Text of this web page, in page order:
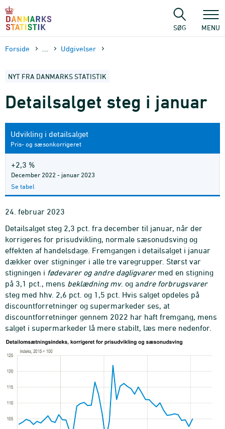
sidens
SØG MENU
Forside Udgivelser
NYT FRA DANMARKS STATISTIK
Detailsalget steg i januar
Udvikling i detailsalget
Pris- og sæsonkorrigeret
+2,3 %
December 2022 - januar 2023
Se tabel
24. februar 2023
Detailsalget steg 2,3 pct. fra december til januar, når der
korrigeres for prisudvikling, normale sæsonudsving og
effekten af handelsdage. Fremgangen i detailsalget i januar
dækker over stigninger i alle tre varegrupper. Størst var
stigningen i fødevarer og andre dagligvarermed en stigning
på 3,1 pct., mens beklædning mv. og andre forbrugsvarer
steg med hhv. 2,6 pct. og 1,5 pct. Hvis salget opdeles på
discountforretninger og supermarkeder ses, at
discountforretninger gennem 2022 har haft fremgang, mens
salget i supermarkeder lå mere stabilt, læs mere nedenfor.